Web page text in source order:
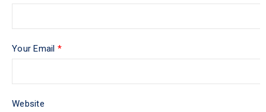
Your Email *
Website